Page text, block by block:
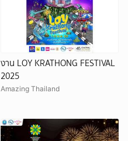
งาน LOY KRATHONG FESTIVAL
2025
Amazing Thailand